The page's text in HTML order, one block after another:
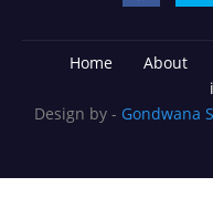
Home About
Design by - Gondwana